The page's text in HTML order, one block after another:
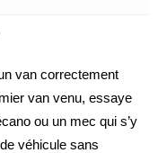
van correctement
van venu, essaye
ou un mec qui s’y
véhicule sans